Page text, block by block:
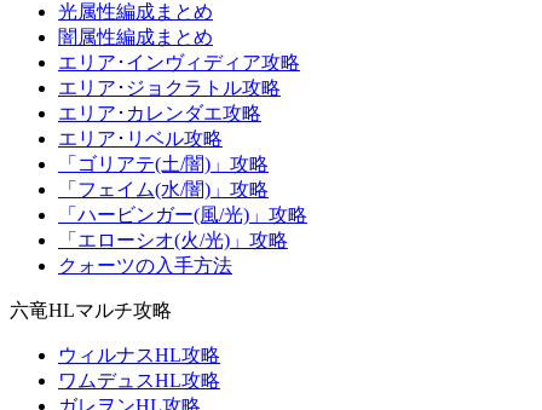
光属性編成まとめ
闇属性編成まとめ
エリア･インヴィディア攻略
エリア･ジョクラトル攻略
エリア･カレンダエ攻略
エリア･リベル攻略
「ゴリアテ(土/闇)」攻略
「フェイム(水/闇)」攻略
「ハービンガー(風/光)」攻略
「エローシオ(火/光)」攻略
クォーツの入手方法
六竜HLマルチ攻略
ウィルナスHL攻略
ワムデュスHL攻略
ガレヲンHL攻略